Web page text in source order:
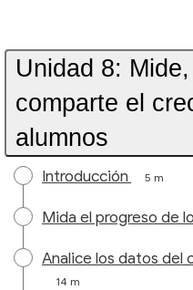
Unidad 8:
comparte el
alumnos
Introducción 5 m
Mida el progreso de
Analice los datos del
14 m